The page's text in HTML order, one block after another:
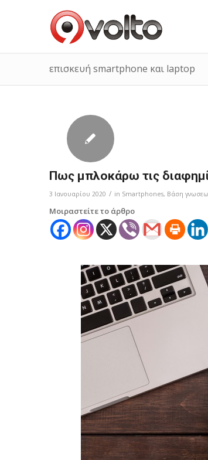
επισκευή smartphone και laptop
Πως μπλοκάρω τις
3 Ιανουαρίου 2020 / in Smartphones, Bάση
Μοιραστείτε το άρθρο